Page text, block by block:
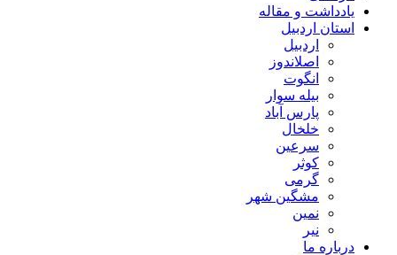
یادداشت و مقاله
استان اردبیل
اردبیل
اصلاندوز
انگوت
بیله سوار
پارس آباد
خلخال
سرعین
کوثر
گرمی
مشگین شهر
نمین
نیر
درباره ما